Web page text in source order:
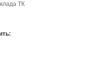
ТК